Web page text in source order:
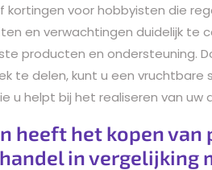
kortingen voor hobbyisten die
en verwachtingen duidelijk te
producten en ondersteuning.
te delen, kunt u een
u helpt bij het realiseren van uw
heeft het kopen van
in vergelijking